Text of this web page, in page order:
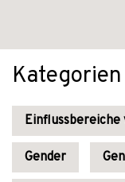
Kategorien
Einflussbereiche
Gender